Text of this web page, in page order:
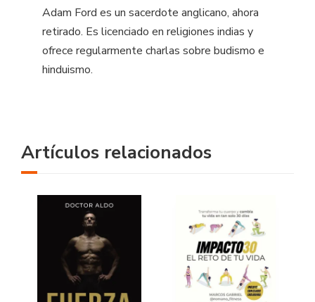
Adam Ford es un sacerdote anglicano, ahora
retirado. Es licenciado en religiones indias y
ofrece regularmente charlas sobre budismo e
hinduismo.
Artículos relacionados